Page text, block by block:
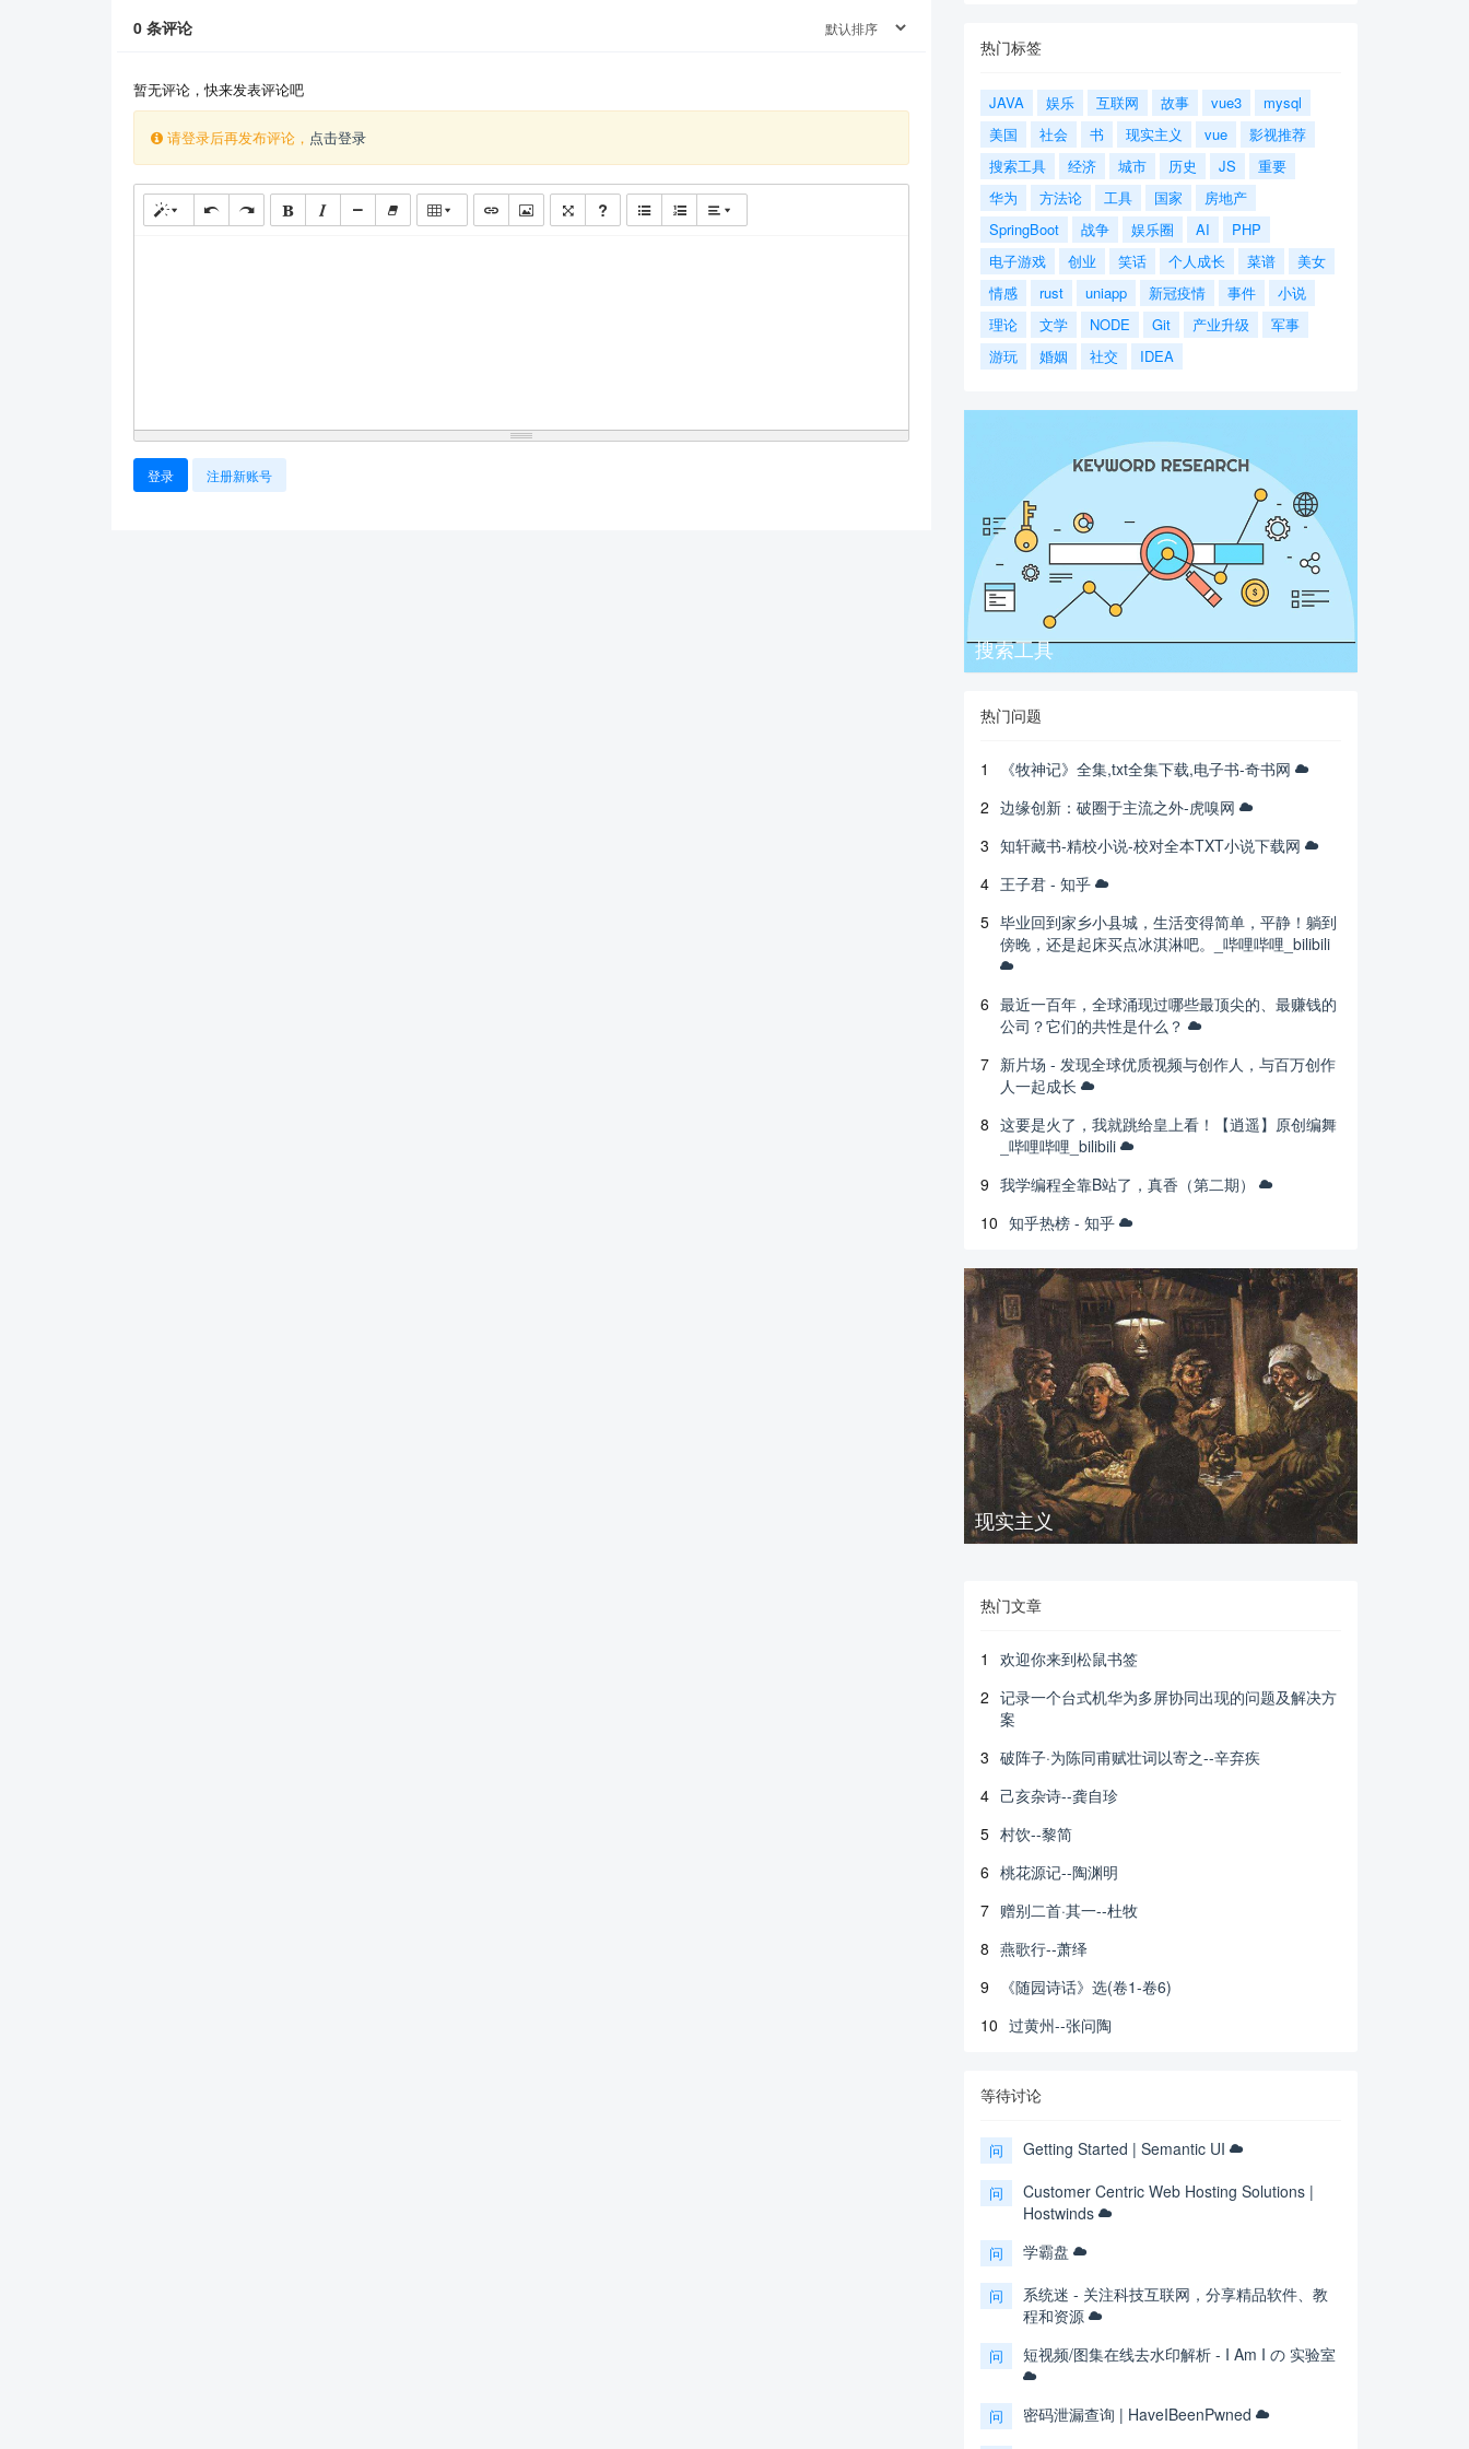
0 条评论
暂无评论，快来发表评论吧
请登录后再发布评论， 点击登录
登录 注册新账号
热门标签
JAVA 娱乐 互联网 故事 vue3
mysql
美国
社会 书 现实主义 vue
影视推荐
搜索工具
经济 城市 历史 JS
重要
华为
方法论 工具 国家
房地产
SpringBoot
战争 娱乐圈 AI
PHP
电子游戏
创业 笑话 个人成长 菜谱
美女
情感
rust uniapp 新冠疫情 事件
小说
理论
文学 NODE Git 产业升级
军事
游玩
婚姻 社交 IDEA
搜索工具
热门问题
1
《牧神记》全集,txt全集下载,电子书-奇书网
2 边缘创新：破圈于主流之外-虎嗅网
3 知轩藏书-精校小说-校对全本TXT小说下载网
4 王子君 - 知乎
5 毕业回到家乡小县城，生活变得简单，平静！躺到
傍晚，还是起床买点冰淇淋吧。_哔哩哔哩_bilibili
6 最近一百年，全球涌现过哪些最顶尖的、最赚钱的
公司？它们的共性是什么？
7 新片场 - 发现全球优质视频与创作人，与百万创作
人一起成长
8 这要是火了，我就跳给皇上看！【逍遥】原创编舞
_哔哩哔哩_bilibili
9 我学编程全靠B站了，真香（第二期）
10 知乎热榜 - 知乎
现实主义
热门文章
1
欢迎你来到松鼠书签
2 记录一个台式机华为多屏协同出现的问题及解决方
案
3 破阵子·为陈同甫赋壮词以寄之--辛弃疾
4 己亥杂诗--龚自珍
5 村饮--黎简
6 桃花源记--陶渊明
7 赠别二首·其一--杜牧
8 燕歌行--萧绎
9
《随园诗话》选(卷1-卷6)
10 过黄州--张问陶
等待讨论
问 Getting Started | Semantic UI
问
Customer Centric Web Hosting Solutions |
Hostwinds
问 学霸盘
问
系统迷 - 关注科技互联网，分享精品软件、教
程和资源
问 短视频/图集在线去水印解析 - I Am I の 实验室
问 密码泄漏查询 | HaveIBeenPwned